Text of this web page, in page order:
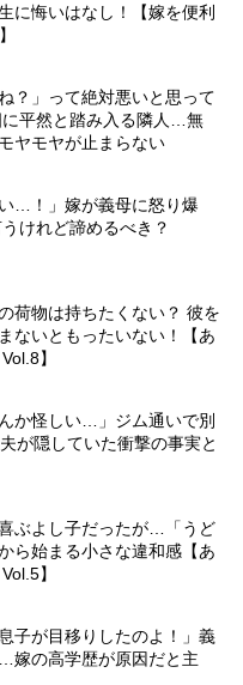
に悔いはなし！【嫁を便利
？」って絶対悪いと思って
平然と踏み入る隣人…無
ヤモヤが止まらない
…！」嫁が義母に怒り爆
けれど諦めるべき？
荷物は持ちたくない？ 彼を
ないともったいない！【あ
】
か怪しい…」ジム通いで別
が隠していた衝撃の事実と
ぶよし子だったが…「うど
ら始まる小さな違和感【あ
】
子が目移りしたのよ！」義
嫁の高学歴が原因だと主